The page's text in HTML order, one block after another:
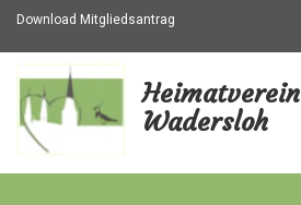
Download Mitgliedsantrag
Heimatverein
Wadersloh